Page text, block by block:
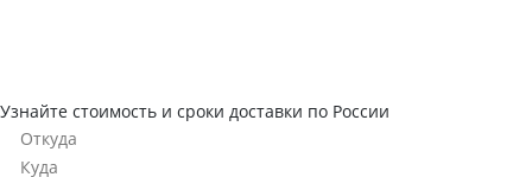
Узнайте стоимость и сроки доставки по России